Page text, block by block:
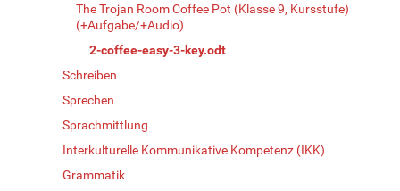
The Trojan Room Coffee Pot (Klasse 9, Kursstufe)
(+Aufgabe/+Audio)
2-coffee-easy-3-key.odt
Schreiben
Sprechen
Sprachmittlung
Interkulturelle Kommunikative Kompetenz (IKK)
Grammatik